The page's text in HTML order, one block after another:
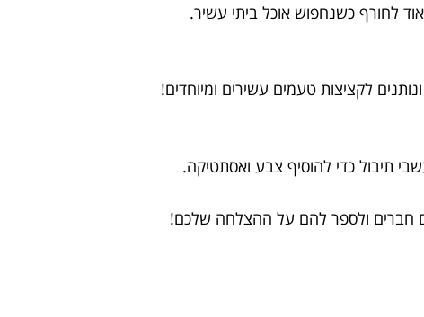
לחורף כשנחפוש אוכל ביתי עשיר.
לקציצות טעמים עשירים ומיוחדים!
תיבול כדי להוסיף צבע ואסתטיקה.
חברים ולספר להם על ההצלחה שלכם!